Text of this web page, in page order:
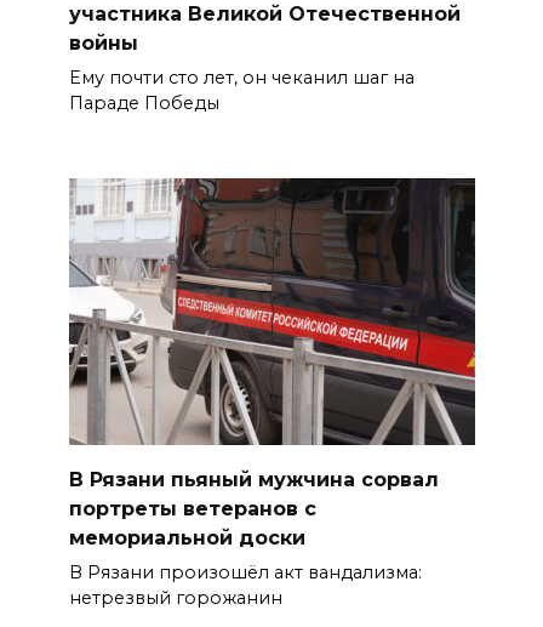
участника Великой Отечественной
войны
Ему почти сто лет, он чеканил шаг на
Параде Победы
В Рязани пьяный мужчина сорвал
портреты ветеранов с
мемориальной доски
В Рязани произошёл акт вандализма:
нетрезвый горожанин